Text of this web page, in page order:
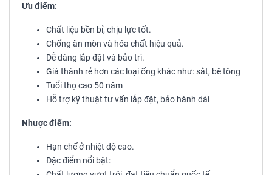
Ưu điểm:
Chất liệu bền bỉ, chịu lực tốt.
Chống ăn mòn và hóa chất hiệu quả.
Dễ dàng lắp đặt và bảo trì.
Giá thành rẻ hơn các loại ống khác như: sắt, bê tông
Tuổi thọ cao 50 năm
Hỗ trợ kỹ thuật tư vấn lắp đặt, bảo hành dài
Nhược điểm:
Hạn chế ở nhiệt độ cao.
Đặc điểm nổi bật: